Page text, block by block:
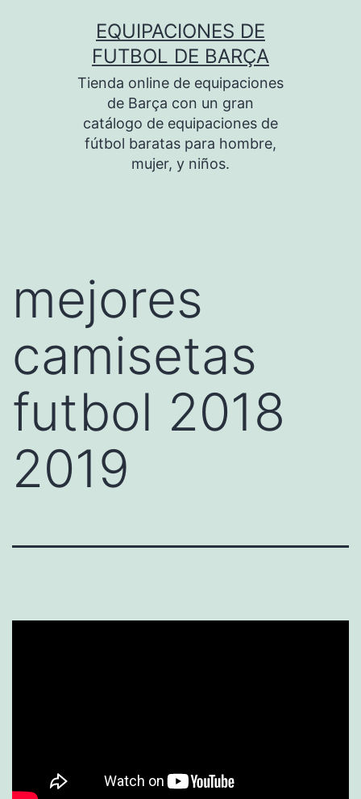
EQUIPACIONES DE
FUTBOL DE BARÇA
Tienda online de equipaciones
de Barça con un gran
catálogo de equipaciones de
fútbol baratas para hombre,
mujer, y niños.
mejores
camisetas
futbol 2018
2019